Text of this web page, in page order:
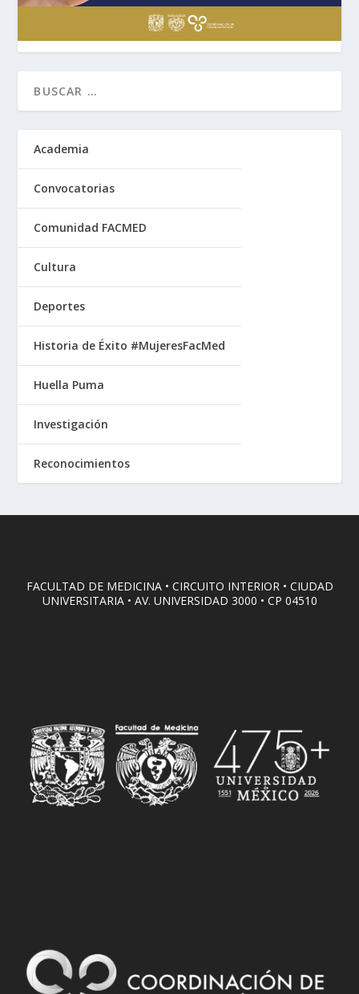
Academia
Convocatorias
Comunidad FACMED
Cultura
Deportes
Historia de Éxito #MujeresFacMed
Huella Puma
Investigación
Reconocimientos
FACULTAD DE MEDICINA • CIRCUITO INTERIOR • CIUDAD
UNIVERSITARIA • AV. UNIVERSIDAD 3000 • CP 04510